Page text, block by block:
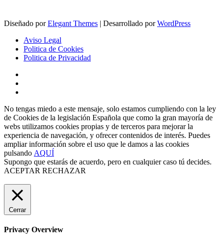
Diseñado porElegant Themes | Desarrollado porWordPress
Aviso Legal
Politica de Cookies
Politica de Privacidad
No tengas miedo a este mensaje, solo estamos cumpliendo con la ley
de Cookies de la legislación Española que como la gran mayoría de
webs utilizamos cookies propias y de terceros para mejorar la
experiencia de navegación, y ofrecer contenidos de interés. Puedes
ampliar información sobre el uso que le damos a las cookies
pulsando AQUÍ
Supongo que estarás de acuerdo, pero en cualquier caso tú decides.
ACEPTAR RECHAZAR
Cerrar
Privacy Overview